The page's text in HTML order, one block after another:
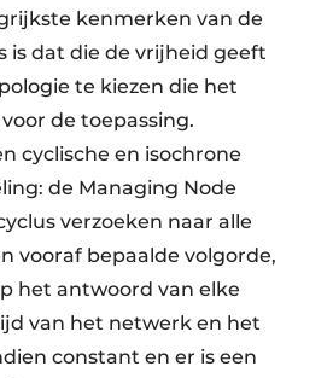
kenmerken van de
is dat die de vrijheid geeft
te kiezen die het
de toepassing.
cyclische en isochrone
de Managing Node
verzoeken naar alle
vooraf bepaalde volgorde,
het antwoord van elke
van het netwerk en het
constant en er is een